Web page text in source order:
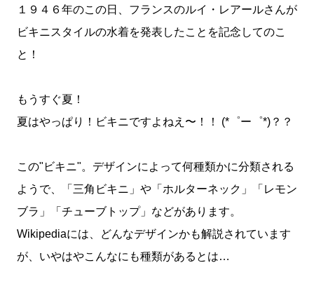
１９４６年のこの日、フランスのルイ・レアールさんが
ビキニスタイルの水着を発表したことを記念してのこ
と！
もうすぐ夏！
夏はやっぱり！ビキニですよねえ〜！！ (*゜ー゜*)？？
この"ビキニ"。デザインによって何種類かに分類される
ようで、「三角ビキニ」や「ホルターネック」「レモン
ブラ」「チューブトップ」などがあります。
Wikipediaには、どんなデザインかも解説されています
が、いやはやこんなにも種類があるとは…